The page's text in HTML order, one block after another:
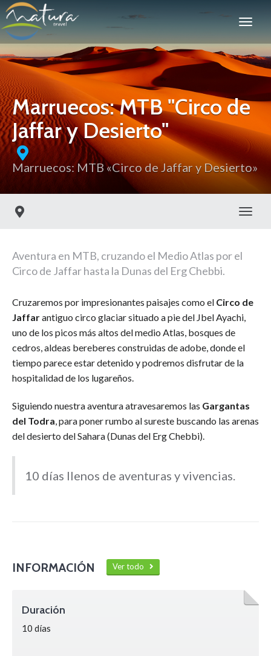
Marruecos: MTB "Circo de
Jaffar y Desierto"
Marruecos: MTB «Circo de Jaffar y Desierto»
Aventura en MTB, cruzando el Medio Atlas por el
Circo de Jaffar hasta la Dunas del Erg Chebbi.
Cruzaremos por impresionantes paisajes como el Circo de
Jaffarantiguo circo glaciar situado a pie del Jbel Ayachi,
uno de los picos más altos del medio Atlas, bosques de
cedros, aldeas bereberes construidas de adobe, donde el
tiempo parece estar detenido y podremos disfrutar de la
hospitalidad de los lugareños.
Siguiendo nuestra aventura atravesaremos las Gargantas
del Todra , para poner rumbo al sureste buscando las arenas
del desierto del Sahara (Dunas del Erg Chebbi).
10 días llenos de aventuras y vivencias.
INFORMACIÓN Ver todo
Duración
10 días